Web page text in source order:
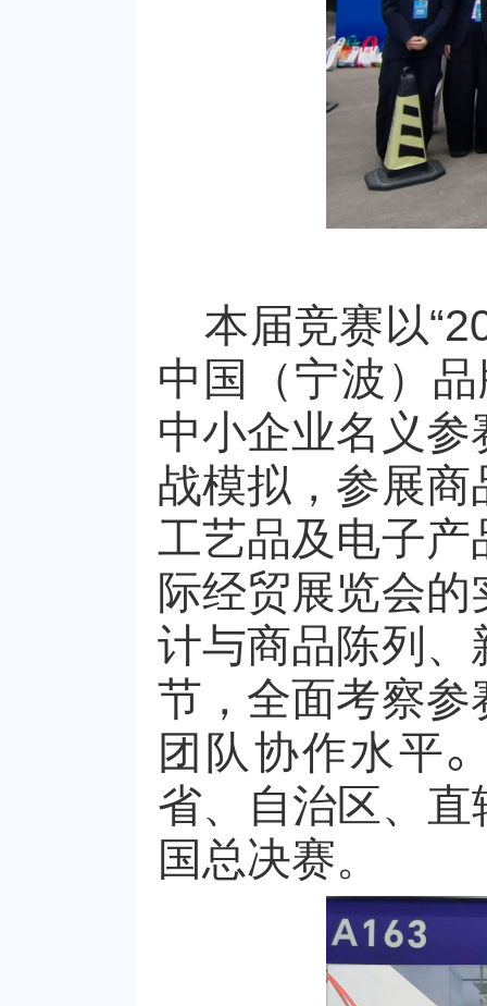
本届竞赛以“
中国（宁波）
中小企业名义
战模拟，参展
工艺品及电子
际经贸展览会
计与商品陈列
节，全面考察
团队协作水平
省、自治区、直
国总决赛。